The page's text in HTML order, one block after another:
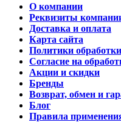
О компании
Реквизиты
Доставка и оплата
Карта сайта
Политики
Согласие на
Акции и скидки
Бренды
Возврат, обмен и
Блог
Правила